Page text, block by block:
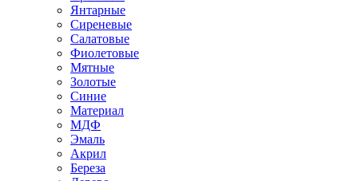
Янтарные
Сиреневые
Салатовые
Фиолетовые
Мятные
Золотые
Синие
Материал
МДФ
Эмаль
Акрил
Береза